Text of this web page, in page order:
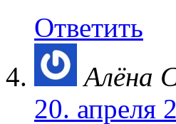
Ответить
Алёна
20. апреля